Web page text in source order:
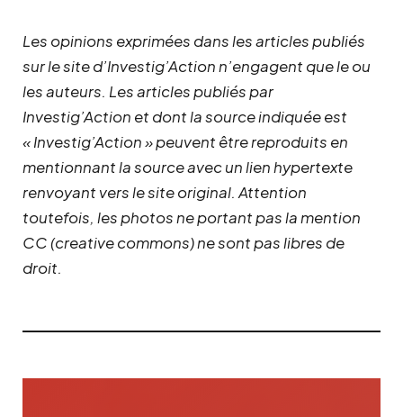
Les opinions exprimées dans les articles publiés
sur le site d’Investig’Action n’engagent que le ou
les auteurs. Les articles publiés par
Investig’Action et dont la source indiquée est
« Investig’Action » peuvent être reproduits en
mentionnant la source avec un lien hypertexte
renvoyant vers le site original. Attention
toutefois, les photos ne portant pas la mention
CC (creative commons) ne sont pas libres de
droit.